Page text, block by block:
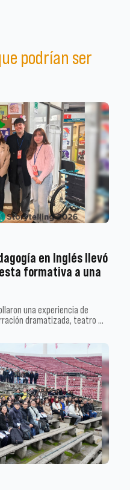
podrían ser
en Inglés llevó
formativa a una
una experiencia de
dramatizada, teatro …